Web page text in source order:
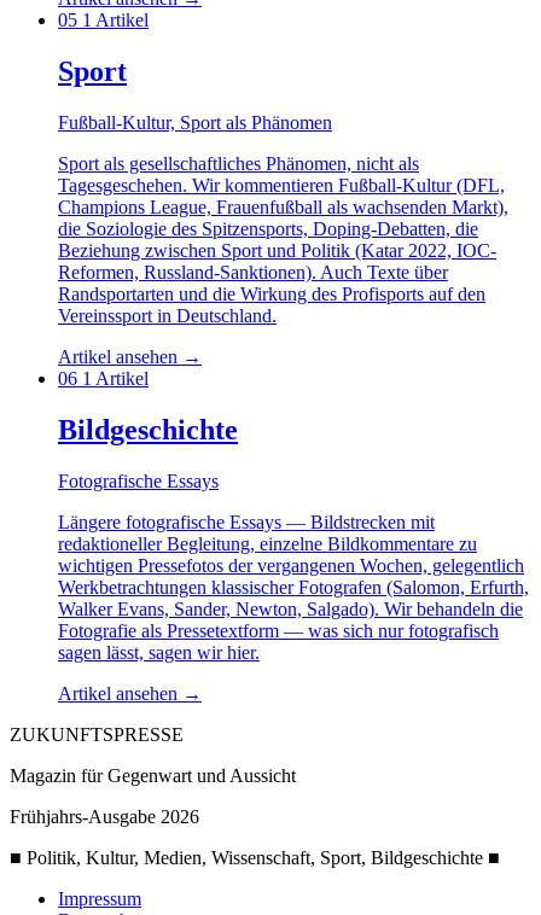
05 1 Artikel
Sport
Fußball-Kultur, Sport als Phänomen
Sport als gesellschaftliches Phänomen, nicht als
Tagesgeschehen. Wir kommentieren Fußball-Kultur (DFL,
Champions League, Frauenfußball als wachsenden Markt),
die Soziologie des Spitzensports, Doping-Debatten, die
Beziehung zwischen Sport und Politik (Katar 2022, IOC-
Reformen, Russland-Sanktionen). Auch Texte über
Randsportarten und die Wirkung des Profisports auf den
Vereinssport in Deutschland.
Artikel ansehen →
06 1 Artikel
Bildgeschichte
Fotografische Essays
Längere fotografische Essays — Bildstrecken mit
redaktioneller Begleitung, einzelne Bildkommentare zu
wichtigen Pressefotos der vergangenen Wochen, gelegentlich
Werkbetrachtungen klassischer Fotografen (Salomon, Erfurth,
Walker Evans, Sander, Newton, Salgado). Wir behandeln die
Fotografie als Pressetextform — was sich nur fotografisch
sagen lässt, sagen wir hier.
Artikel ansehen →
ZUKUNFTSPRESSE
Magazin für Gegenwart und Aussicht
Frühjahrs-Ausgabe 2026
■ Politik, Kultur, Medien, Wissenschaft, Sport, Bildgeschichte ■
Impressum